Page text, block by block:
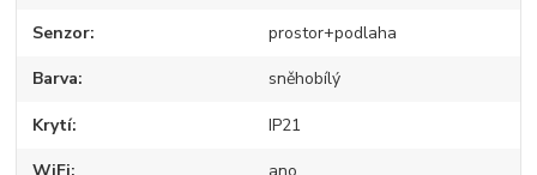
Senzor prostor+podlaha
Barva sněhobílý
Krytí IP21